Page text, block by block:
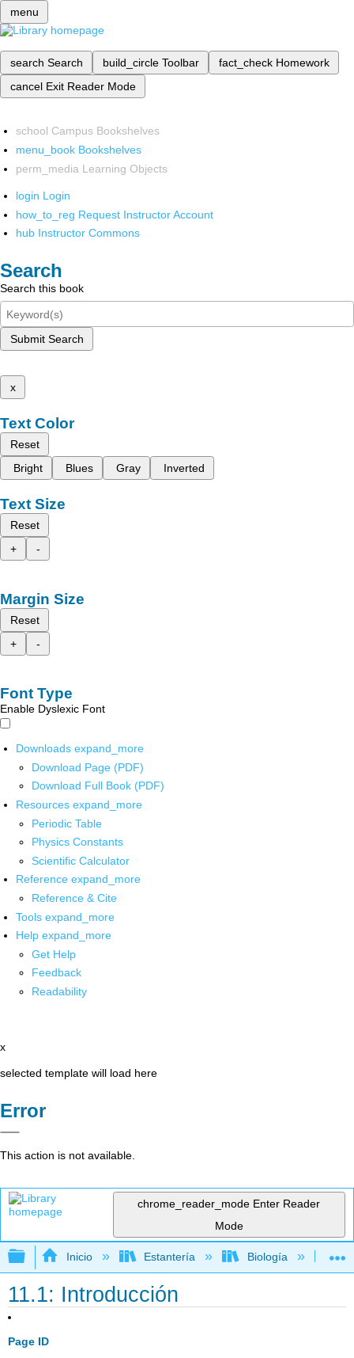
menu
search Search build_circle Toolbar fact_check Homework
cancel Exit Reader Mode
school Campus Bookshelves
menu_book Bookshelves
perm_media Learning Objects
login Login
how_to_reg Request Instructor Account
hub Instructor Commons
Search
Search this book
Submit Search
x
Text Color
Reset
Bright
Blues Gray Inverted
Text Size
Reset
+
-
Margin Size
Reset
+
-
Font Type
Enable Dyslexic Font
Downloads expand_more
Download Page (PDF)
Download Full Book (PDF)
Resources expand_more
Periodic Table
Physics Constants
Scientific Calculator
Reference expand_more
Reference & Cite
Tools expand_more
Help expand_more
Get Help
Feedback
Readability
x
selected template will load here
Error
This action is not available.
chrome_reader_mode Enter Reader
Mode
Expandir/contraer jerarquía global
Inicio Estantería Biología
11.1: Introducción
Page ID